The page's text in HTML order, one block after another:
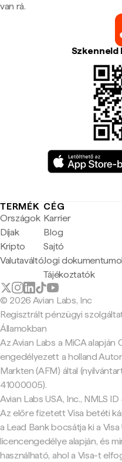
van rá.
Szkenneld
TERMÉK
Országok
Díjak
Kripto
Valutaváltó
CÉG
Karrier
Blog
Sajtó
Jogi
Tájékoztatók
© 2026 Avian Labs, Inc
Regisztrált pénzügyi
Államokban
Az Avian Labs a MiCA alapján
engedélyezett a holland
Markten (AFM) által
41000005).
Avian Labs USA, Inc., NMLS
Az előre fizetett Visa betéti
a Lead Bank bocsátja ki a Visa
licencengedélye alapján, és
használható, ahol a Visa-t